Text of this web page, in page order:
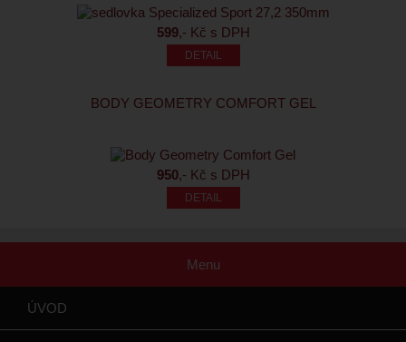
599,- Kč s DPH
BODY GEOMETRY COMFORT GEL
950,- Kč s DPH
Menu
ÚVOD